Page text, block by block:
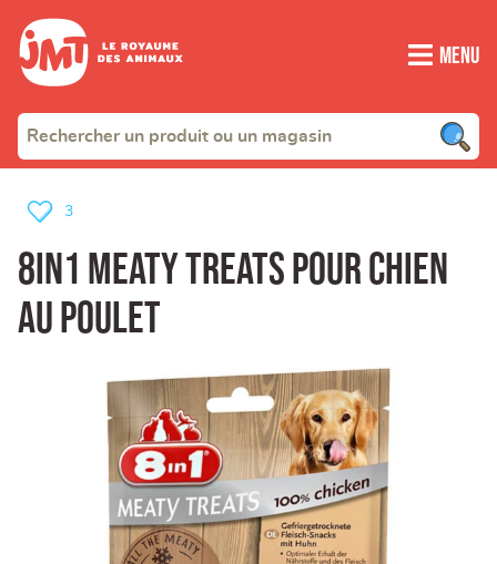
Menu
8in1 meaty treats pour chien
au poulet
3